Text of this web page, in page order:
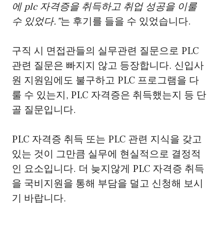
에 plc 자격증을 취득하고 취업 성공을 이룰
수 있었다.”는 후기를 들을 수 있었습니다.
구직 시 면접관들의 실무관련 질문으로 PLC
관련 질문은 빠지지 않고 등장합니다. 신입사
원 지원임에도 불구하고 PLC 프로그램을 다
룰 수 있는지, PLC 자격증은 취득했는지 등 단
골 질문입니다.
PLC 자격증 취득 또는 PLC 관련 지식을 갖고
있는 것이 그만큼 실무에 현실적으로 결정적
인 요소입니다. 더 늦지않게 PLC 자격증 취득
을 국비지원을 통해 부담을 덜고 신청해 보시
기 바랍니다.